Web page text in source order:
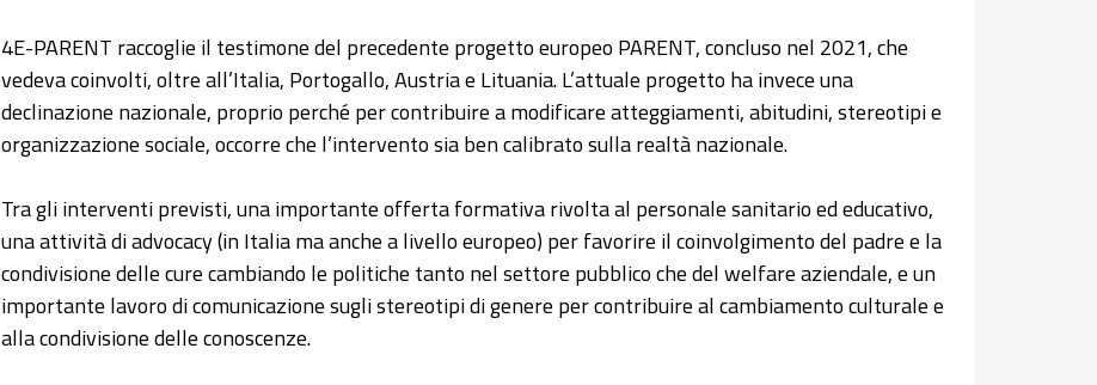
4E-PARENT raccoglie il testimone del precedente progetto europeo PARENT, concluso nel 2021, che
vedeva coinvolti, oltre all’Italia, Portogallo, Austria e Lituania. L’attuale progetto ha invece una
declinazione nazionale, proprio perché per contribuire a modificare atteggiamenti, abitudini, stereotipi e
organizzazione sociale, occorre che l’intervento sia ben calibrato sulla realtà nazionale.
Tra gli interventi previsti, una importante offerta formativa rivolta al personale sanitario ed educativo,
una attività di advocacy (in Italia ma anche a livello europeo) per favorire il coinvolgimento del padre e la
condivisione delle cure cambiando le politiche tanto nel settore pubblico che del welfare aziendale, e un
importante lavoro di comunicazione sugli stereotipi di genere per contribuire al cambiamento culturale e
alla condivisione delle conoscenze.